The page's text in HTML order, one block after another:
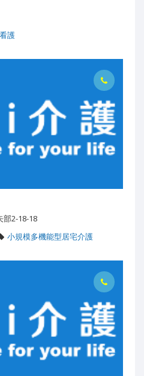
護
部2-18-18
小規模多機能型居宅介護